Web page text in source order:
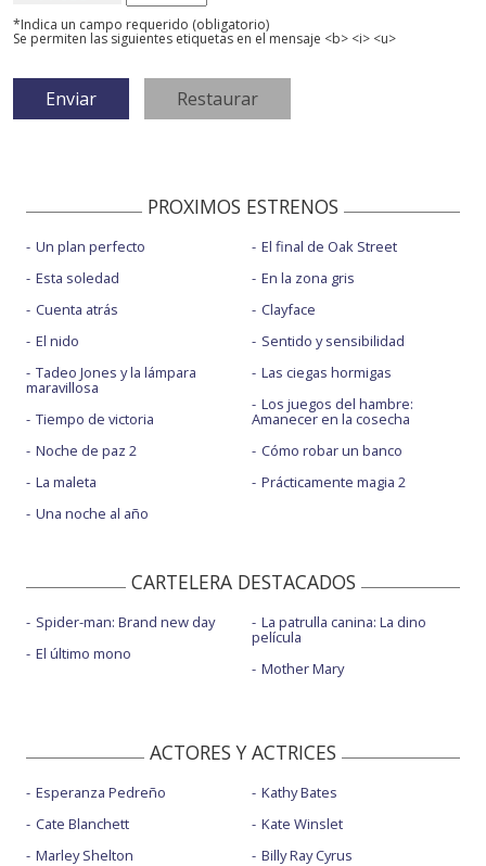
*Indica un campo requerido (obligatorio)
Se permiten las siguientes etiquetas en el mensaje <b> <i> <u>
PROXIMOS ESTRENOS
Un plan perfecto
Esta soledad
Cuenta atrás
El nido
Tadeo Jones y la lámpara
maravillosa
Tiempo de victoria
Noche de paz 2
La maleta
Una noche al año
El final de Oak Street
En la zona gris
Clayface
Sentido y sensibilidad
Las ciegas hormigas
Los juegos del hambre:
Amanecer en la cosecha
Cómo robar un banco
Prácticamente magia 2
CARTELERA DESTACADOS
Spider-man: Brand new day
El último mono
La patrulla canina: La dino
película
Mother Mary
ACTORES Y ACTRICES
Esperanza Pedreño
Cate Blanchett
Marley Shelton
Kathy Bates
Kate Winslet
Billy Ray Cyrus